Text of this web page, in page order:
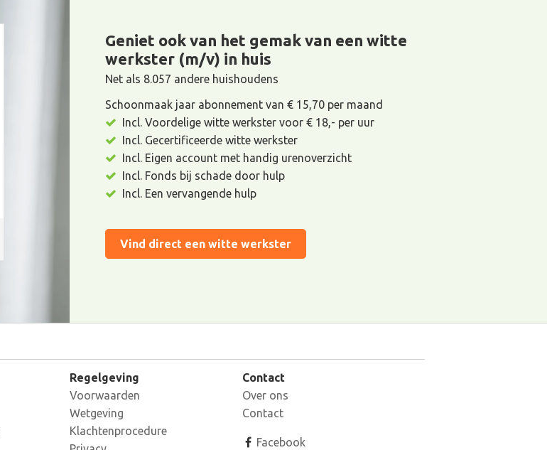
Geniet ook van het gemak van een witte
werkster (m/v) in huis
Net als 8.057 andere huishoudens
Schoonmaak jaar abonnement van € 15,70 per maand
Incl. Voordelige witte werkster voor € 18,- per uur
Incl. Gecertificeerde witte werkster
Incl. Eigen account met handig urenoverzicht
Incl. Fonds bij schade door hulp
Incl. Een vervangende hulp
Vind direct een witte werkster
Regelgeving
Voorwaarden
Wetgeving
Klachtenprocedure
Contact
Over ons
Contact
Facebook